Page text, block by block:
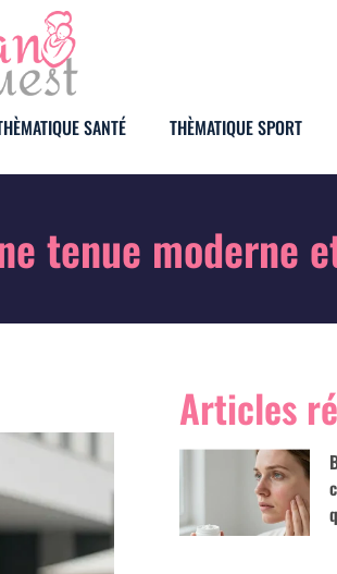
SANTÉ THÈMATIQUE SPORT
tenue moderne
Articles